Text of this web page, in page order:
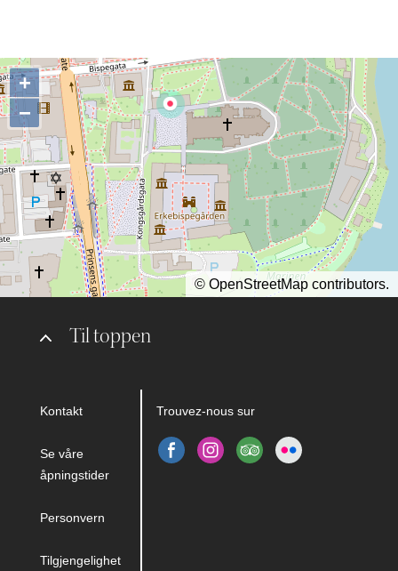
Til toppen
Kontakt
Se våre
åpningstider
Personvern
Tilgjengelighet
Trouvez-nous sur
+
−
© OpenStreetMap contributors.